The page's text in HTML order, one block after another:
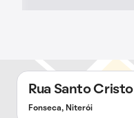
Rua Santo Cristo
Fonseca, Niterói